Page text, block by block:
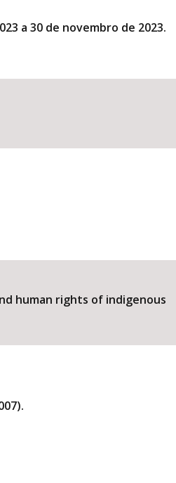
a 30 de novembro de 2023.
human rights of indigenous